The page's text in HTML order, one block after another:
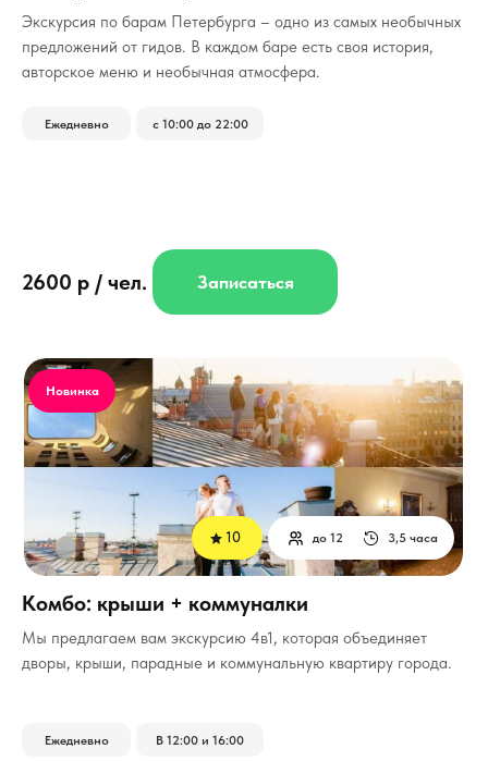
­Экскурсия по барам Петербурга – одно из самых необычных
предложений от гидов. В каждом баре есть своя история,
авторское меню и необычная атмосфера.
2600 р / чел.
Ежедневно с 10:00 до 22:00
Записаться
Мы предлагаем вам экскурсию 4в1, которая объединяет
дворы, крыши, парадные и коммунальную квартиру города.
3,5 часа
до 12
Ежедневно В 12:00 и 16:00
Новинка
Комбо: крыши + коммуналки
10